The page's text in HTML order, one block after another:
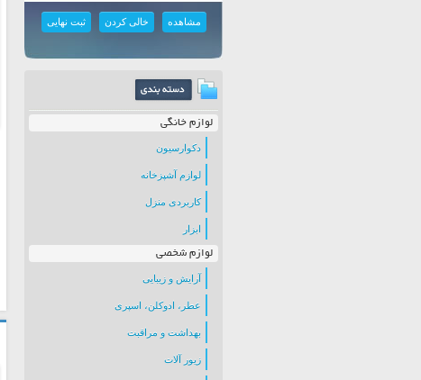
مشاهده خالی کردن ثبت نهایی
لوازم خانگی
دکوارسیون
لوازم آشپزخانه
کاربردی منزل
ابزار
لوازم شخصی
آرایش و زیبایی
عطر، ادوکلن، اسپری
بهداشت و مراقبت
زیور آلات